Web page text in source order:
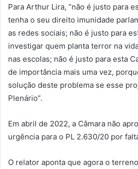
Para Arthur Lira, “não é justo para
tenha o seu direito imunidade
as redes sociais; não é justo para
investigar quem planta terror na
nas escolas; não é justo para esta
de importância mais uma vez,
solução deste problema se esse
Plenário”.
Em abril de 2022, a Câmara não
urgência para o PL 2.630/20 por
O relator aponta que agora o